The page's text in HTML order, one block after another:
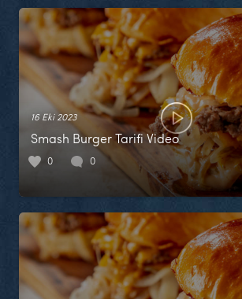
16 Eki 2023
Smash Burger Tarifi Video
0 0